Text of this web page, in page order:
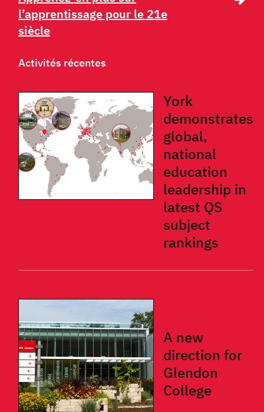
l’apprentissage pour le 21e
siècle
Activités récentes
York
demonstrates
global,
national
education
leadership in
latest QS
subject
rankings
A new
direction for
Glendon
College